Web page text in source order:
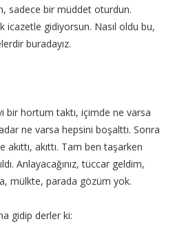
sadece bir müddet oturdun.
gidiyorsun. Nasıl oldu bu,
buradayız.
bir hortum taktı, içimde ne varsa
ne varsa hepsini boşalttı. Sonra
akıttı. Tam ben taşarken
Anlayacağınız, tüccar geldim,
mülkte, parada gözüm yok.
gidip derler ki: